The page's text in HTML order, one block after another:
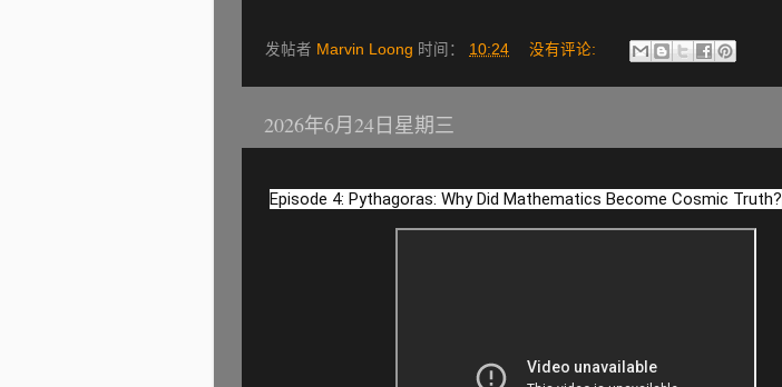
发帖者 Marvin Loong 时间： 10:24 没有评论:
2026年6月24日星期三
Episode 4: Pythagoras: Why Did Mathematics Become Cosmic Truth?